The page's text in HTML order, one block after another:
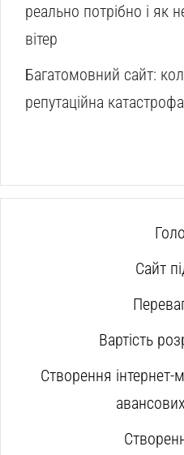
реально потрібно і як
вітер
Багатомовний сайт:
репутаційна катастрофа
Сайт
Вартість
Створення інтернет-